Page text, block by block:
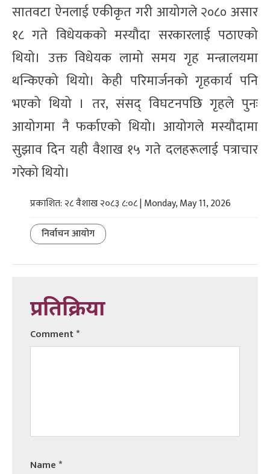
सातवटा ऐनलाई एकीकृत गरी आयोगले २०८० असार
१८ गते विधेयकको मस्यौदा सरकारलाई पठाएको
थियो। उक्त विधेयक लामो समय गृह मन्त्रालयमा
थन्किएको थियो। केही परिमार्जनको गृहकार्य पनि
भएको थियो । तर, संसद् विघटनपछि गृहले पुनः
आयोगमा नै फर्काएको थियो। आयोगले मस्यौदामा
सुझाव दिन यही वैशाख १५ गते दलहरूलाई पत्राचार
गरेको थियो।
प्रकाशित: २८ वैशाख २०८३ ८:०८ | Monday, May 11, 2026
निर्वाचन आयोग
प्रतिक्रिया
Comment*
Name*